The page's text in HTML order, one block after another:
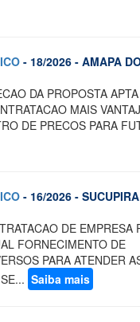
- 18/2026 - AMAPA
DA PROPOSTA
MAIS
DE PRECOS PARA
- 16/2026 -
DE EMPRESA
FORNECIMENTO DE
PARA ATENDER
Saiba mais